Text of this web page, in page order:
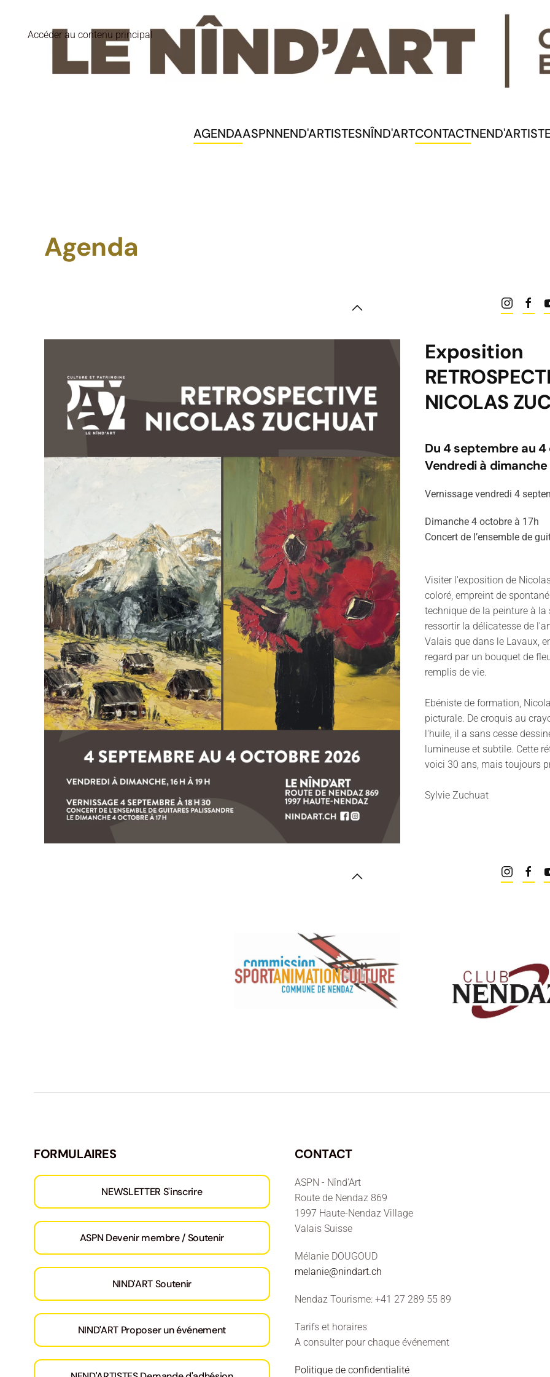
Accéder au contenu principal
AGENDAASPNNEND'ARTISTESNÎND'ARTCONTACT
Agenda
Exposition
NICOLAS
Du 4 septembre au
Vendredi à dimanche
Vernissage vendredi 4
Dimanche 4 octobre à 17h
Concert de l’ensemble de
Visiter l'exposition de
coloré, empreint de
technique de la peinture à
ressortir la délicatesse de
Valais que dans le Lavaux,
regard par un bouquet de
remplis de vie.
Ebéniste de formation,
picturale. De croquis au
l'huile, il a sans cesse
lumineuse et subtile. Cette
voici 30 ans, mais toujours
Sylvie Zuchuat
FORMULAIRES
NEWSLETTER S'inscrire
ASPN Devenir membre / Soutenir
NIND'ART Soutenir
NIND'ART Proposer un événement
CONTACT
ASPN - Nînd'Art
Route de Nendaz 869
1997 Haute-Nendaz Village
Valais Suisse
Mélanie DOUGOUD
melanie@nindart.ch
Nendaz Tourisme: +41 27 289 55 89
Tarifs et horaires
A consulter pour chaque événement
Politique de confidentialité